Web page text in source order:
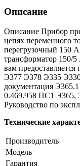
Описание
Описание Прибор
цепях переменного
перегрузочный 150
трансформатор
вам предоставляется
Э377 Э378 Э335
документация
0.469.958 ПС1 Э365,
Руководство по
Технические
Производитель
Модель
Гарантия